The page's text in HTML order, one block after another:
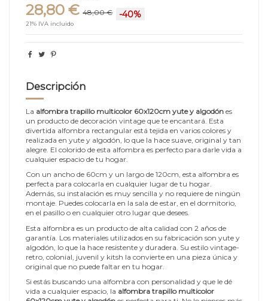
28,80 € 48,00 € -40%
21% IVA incluido
Descripción
La alfombra trapillo multicolor 60x120cm yute y algodón es
un producto de decoración vintage que te encantará. Esta
divertida alfombra rectangular está tejida en varios colores y
realizada en yute y algodón, lo que la hace suave, original y tan
alegre. El colorido de esta alfombra es perfecto para darle vida a
cualquier espacio de tu hogar.
Con un ancho de 60cm y un largo de 120cm, esta alfombra es
perfecta para colocarla en cualquier lugar de tu hogar.
Además, su instalación es muy sencilla y no requiere de ningún
montaje. Puedes colocarla en la sala de estar, en el dormitorio,
en el pasillo o en cualquier otro lugar que desees.
Esta alfombra es un producto de alta calidad con 2 años de
garantía. Los materiales utilizados en su fabricación son yute y
algodón, lo que la hace resistente y duradera. Su estilo vintage-
retro, colonial, juvenil y kitsh la convierte en una pieza única y
original que no puede faltar en tu hogar.
Si estás buscando una alfombra con personalidad y que le dé
vida a cualquier espacio, la alfombra trapillo multicolor